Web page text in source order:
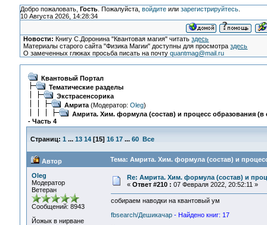
Добро пожаловать, Гость. Пожалуйста, войдитеили зарегистрируйтесь.
10 Августа 2026, 14:28:34
Новости: Книгу С.Доронина "Квантовая магия" читатьздесь
Материалы старого сайта "Физика Магии" доступны для просмотраздесь
О замеченных глюках просьба писать на почтуquantmag@mail.ru
Квантовый Портал
Тематические разделы
Экстрасенсорика
Амрита(Модератор: Oleg)
Амрита. Хим. формула (состав) и процесс образования (в
- Часть 4
Страниц: 1 ... 13 14[15] 16 17 ... 60 Все
Автор Тема: Амрита. Хим. формула (состав) и
Oleg
Модератор
Ветеран
Сообщений: 8943
Йожык в нирване
Re: Амрита. Хим. формула (состав) и
« Ответ #210 : 07 Февраля 2022, 20:52:11 »
собираем наводки на квантовый ум
fbsearch/Дешикачар - Найдено книг: 17